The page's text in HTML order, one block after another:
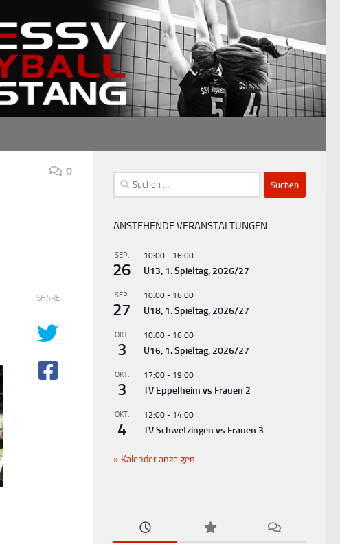
0
SHARE
Suchen
nach:
ANSTEHENDE VERANSTALTUNGEN
SEP.
26
10:00 - 16:00
U13, 1. Spieltag, 2026/27
SEP.
27
10:00 - 16:00
U18, 1. Spieltag, 2026/27
OKT.
3
10:00 - 16:00
U16, 1. Spieltag, 2026/27
OKT.
3
17:00 - 19:00
TV Eppelheim vs Frauen 2
OKT.
4
12:00 - 14:00
TV Schwetzingen vs Frauen 3
Kalender anzeigen